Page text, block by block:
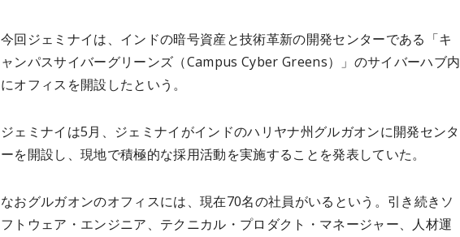
今回ジェミナイは、インドの暗号資産と技術革新の開発センターである「キ
ャンパスサイバーグリーンズ（Campus Cyber Greens）」のサイバーハブ内
にオフィスを開設したという。
ジェミナイは5月、ジェミナイがインドのハリヤナ州グルガオンに開発センタ
ーを開設し、現地で積極的な採用活動を実施することを発表していた。
なおグルガオンのオフィスには、現在70名の社員がいるという。引き続きソ
フトウェア・エンジニア、テクニカル・プロダクト・マネージャー、人材運